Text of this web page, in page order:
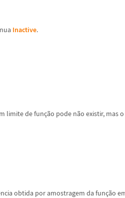
nua Inactive.
limite de função pode não existir, mas
ncia obtida por amostragem da função